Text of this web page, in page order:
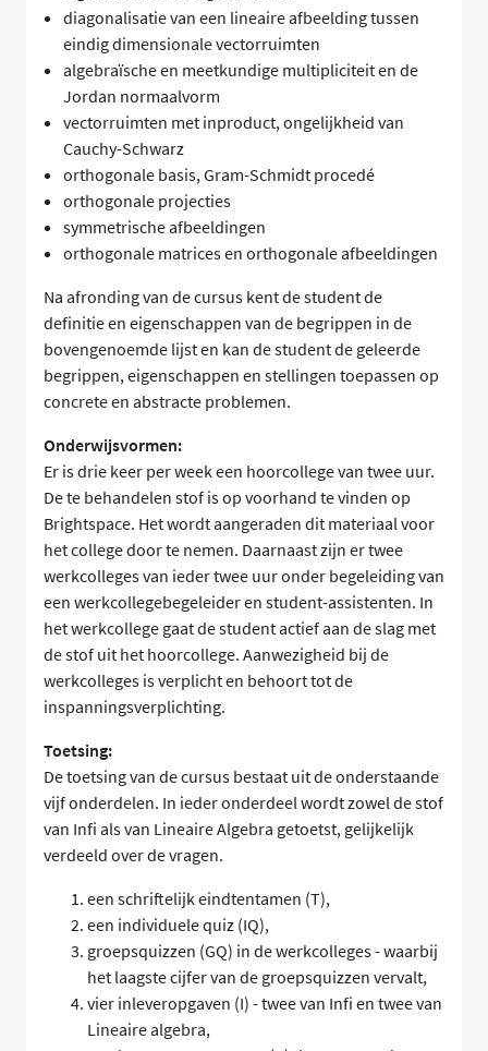
diagonalisatie van een lineaire afbeelding tussen
eindig dimensionale vectorruimten
algebraïsche en meetkundige multipliciteit en de
Jordan normaalvorm
vectorruimten met inproduct, ongelijkheid van
Cauchy-Schwarz
orthogonale basis, Gram-Schmidt procedé
orthogonale projecties
symmetrische afbeeldingen
orthogonale matrices en orthogonale afbeeldingen
Na afronding van de cursus kent de student de
definitie en eigenschappen van de begrippen in de
bovengenoemde lijst en kan de student de geleerde
begrippen, eigenschappen en stellingen toepassen op
concrete en abstracte problemen.
Onderwijsvormen:
Er is drie keer per week een hoorcollege van twee uur.
De te behandelen stof is op voorhand te vinden op
Brightspace. Het wordt aangeraden dit materiaal voor
het college door te nemen. Daarnaast zijn er twee
werkcolleges van ieder twee uur onder begeleiding van
een werkcollegebegeleider en student-assistenten. In
het werkcollege gaat de student actief aan de slag met
de stof uit het hoorcollege. Aanwezigheid bij de
werkcolleges is verplicht en behoort tot de
inspanningsverplichting.
Toetsing:
De toetsing van de cursus bestaat uit de onderstaande
vijf onderdelen. In ieder onderdeel wordt zowel de stof
van Infi als van Lineaire Algebra getoetst, gelijkelijk
verdeeld over de vragen.
een schriftelijk eindtentamen (T),
een individuele quiz (IQ),
groepsquizzen (GQ) in de werkcolleges - waarbij
het laagste cijfer van de groepsquizzen vervalt,
vier inleveropgaven (I) - twee van Infi en twee van
Lineaire algebra,